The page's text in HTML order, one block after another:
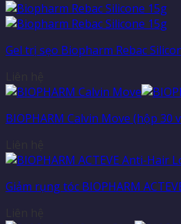
Gel trị sẹo Biopharm Rebac
BIOPHARM Calvin Move (hộp 30
Giảm rụng tóc BIOPHARM